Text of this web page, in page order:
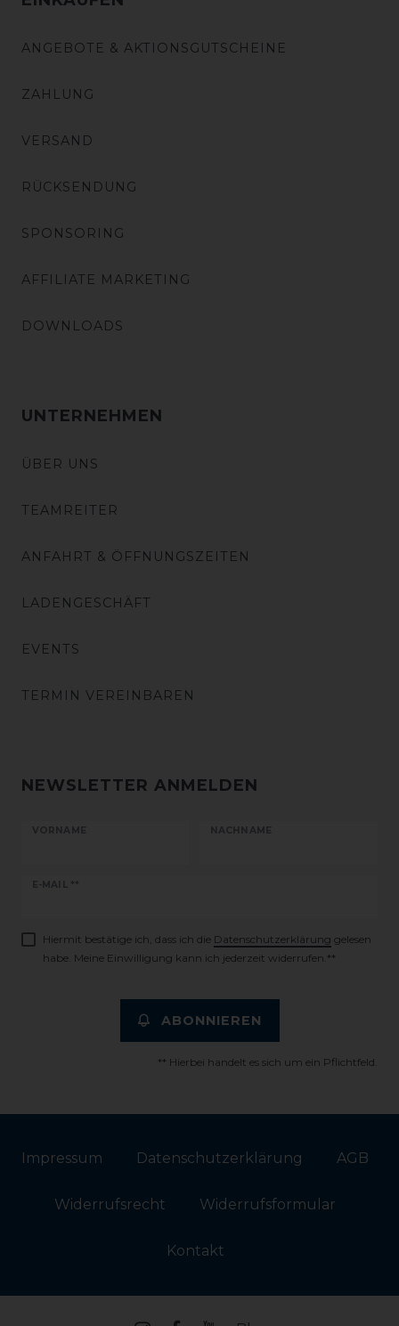
ANGEBOTE & AKTIONSGUTSCHEINE
ZAHLUNG
VERSAND
RÜCKSENDUNG
SPONSORING
AFFILIATE MARKETING
DOWNLOADS
UNTERNEHMEN
ÜBER UNS
TEAMREITER
ANFAHRT & ÖFFNUNGSZEITEN
LADENGESCHÄFT
EVENTS
TERMIN VEREINBAREN
NEWSLETTER ANMELDEN
VORNAME NACHNAME
E-MAIL **
Newsletter
Hiermit bestätige ich, dass ich die Daten­schutz­erklärung gelesen
habe. Meine Einwilligung kann ich jederzeit widerrufen.**
ABONNIEREN
** Hierbei handelt es sich um ein Pflichtfeld.
Impressum Daten­schutz­erklärung AGB
Widerrufs­recht Widerrufs­formular
Kontakt